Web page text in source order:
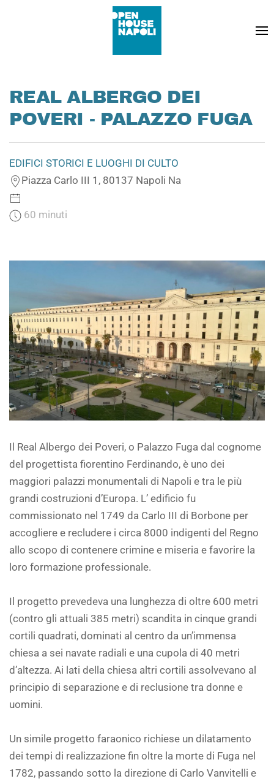
REAL ALBERGO DEI
POVERI - PALAZZO FUGA
EDIFICI STORICI E LUOGHI DI CULTO
Piazza Carlo III 1, 80137 Napoli Na
60 minuti
Il Real Albergo dei Poveri, o Palazzo Fuga dal cognome
del progettista fiorentino Ferdinando, è uno dei
maggiori palazzi monumentali di Napoli e tra le più
grandi costruzioni d’Europa. L’ edificio fu
commissionato nel 1749 da Carlo III di Borbone per
accogliere e recludere i circa 8000 indigenti del Regno
allo scopo di contenere crimine e miseria e favorire la
loro formazione professionale.
Il progetto prevedeva una lunghezza di oltre 600 metri
(contro gli attuali 385 metri) scandita in cinque grandi
cortili quadrati, dominati al centro da un’immensa
chiesa a sei navate radiali e una cupola di 40 metri
d’altezza. Ai lati della chiesa altri cortili assolvevano al
principio di separazione e di reclusione tra donne e
uomini.
Un simile progetto faraonico richiese un dilatamento
dei tempi di realizzazione fin oltre la morte di Fuga nel
1782, passando sotto la direzione di Carlo Vanvitelli e